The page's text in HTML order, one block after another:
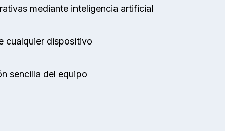
mediante inteligencia artificial
cualquier dispositivo
sencilla del equipo